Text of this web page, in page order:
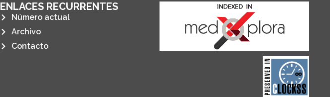
ENLACES RECURRENTES
Número actual
Archivo
Contacto
CLOCKSS is a dak archive
that ensures the long-
term survival of web-
based scholary
publications, governed by
and for its stakeholders.